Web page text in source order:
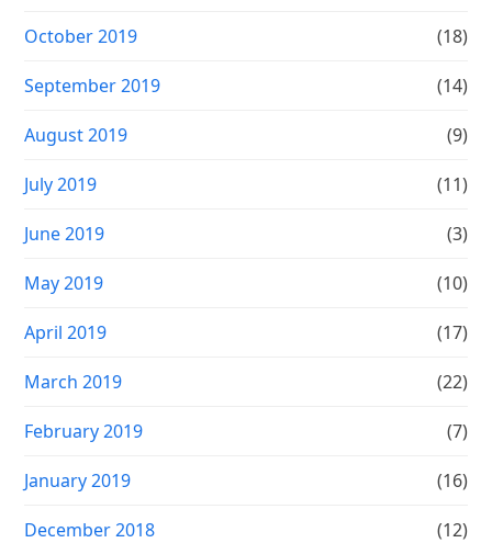
October 2019 (18)
September 2019 (14)
August 2019 (9)
July 2019 (11)
June 2019 (3)
May 2019 (10)
April 2019 (17)
March 2019 (22)
February 2019 (7)
January 2019 (16)
December 2018 (12)